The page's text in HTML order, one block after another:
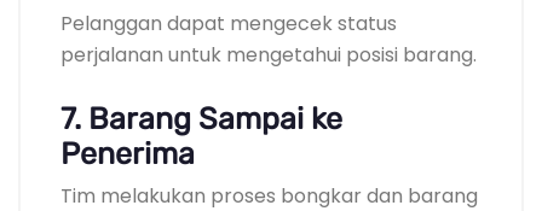
Pelanggan dapat mengecek status
perjalanan untuk mengetahui posisi barang.
7. Barang Sampai ke
Penerima
Tim melakukan proses bongkar dan barang